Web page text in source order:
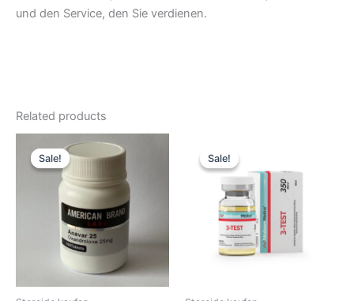
und den Service, den Sie verdienen.
Related products
Sale!
Sale!price
was:
51,70 €.
price
43,08 €.
Sale!
Sale!price
was:
51,70 €.
43,08 €.